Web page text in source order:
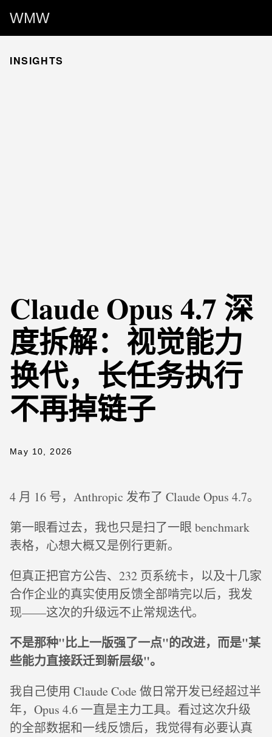
WMW
INSIGHTS
Claude Opus 4.7 深
度拆解：视觉能力
换代，长任务执行
不再掉链子
May 10, 2026
4 月 16 号，Anthropic 发布了 Claude Opus 4.7。
第一眼看过去，我也只是扫了一眼 benchmark
表格，心想大概又是例行更新。
但真正把官方公告、232 页系统卡，以及十几家
合作企业的真实使用反馈全部啃完以后，我发
现——这次的升级远不止常规迭代。
不是那种"比上一版强了一点"的改进，而是"某
些能力直接跃迁到新层级"。
我自己使用 Claude Code 做日常开发已经超过半
年，Opus 4.6 一直是主力工具。看过这次升级
的全部数据和一线反馈后，我觉得有必要认真